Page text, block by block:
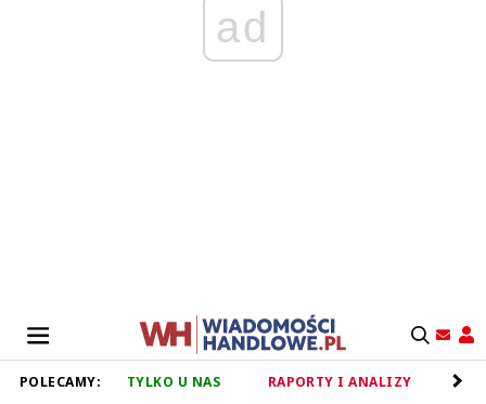
ad
POLECAMY: TYLKO U NAS RAPORTY I ANALIZY